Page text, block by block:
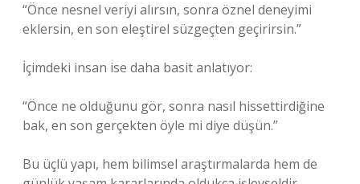
“Önce nesnel veriyi alırsın, sonra öznel deneyimi
eklersin, en son eleştirel süzgeçten geçirirsin.”
İçimdeki insan ise daha basit anlatıyor:
“Önce ne olduğunu gör, sonra nasıl hissettirdiğine
bak, en son gerçekten öyle mi diye düşün.”
Bu üçlü yapı, hem bilimsel araştırmalarda hem de